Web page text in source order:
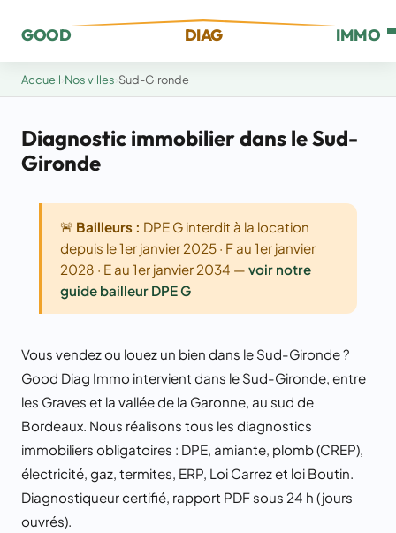
GOOD DIAG IMMO
Accueil Nos villes Sud-Gironde
Diagnostic immobilier dans le Sud-
Gironde
🚨 Bailleurs : DPE G interdit à la location
depuis le 1er janvier 2025 · F au 1er janvier
2028 · E au 1er janvier 2034 — voir notre
guide bailleur DPE G
Vous vendez ou louez un bien dans le Sud-Gironde ?
Good Diag Immo intervient dans le Sud-Gironde, entre
les Graves et la vallée de la Garonne, au sud de
Bordeaux. Nous réalisons tous les diagnostics
immobiliers obligatoires : DPE, amiante, plomb (CREP),
électricité, gaz, termites, ERP, Loi Carrez et loi Boutin.
Diagnostiqueur certifié, rapport PDF sous 24 h (jours
ouvrés).